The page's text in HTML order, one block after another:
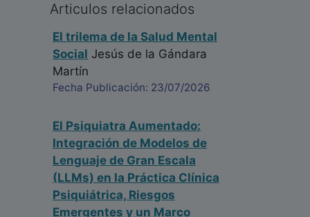
Articulos relacionados
El trilema de la Salud Mental
Social Jesús de la Gándara
Martín
Fecha Publicación: 23/07/2026
El Psiquiatra Aumentado:
Integración de Modelos de
Lenguaje de Gran Escala
(LLMs) en la Práctica Clínica
Psiquiátrica, Riesgos
Emergentes y un Marco